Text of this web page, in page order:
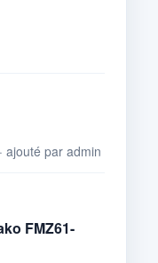
ajouté par admin
FMZ61-